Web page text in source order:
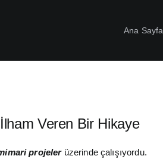
Ana Sayfa
Veren Bir Hikaye
projelerüzerinde çalışıyordu.